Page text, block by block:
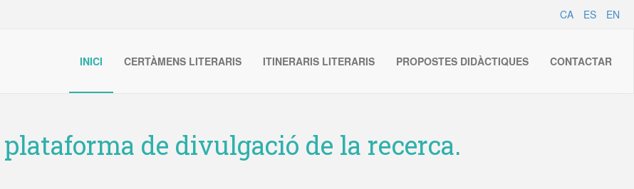
CA ES EN
INICI CERTÀMENS LITERARIS ITINERARIS LITERARIS PROPOSTES DIDÀCTIQUES CONTACTAR
de divulgació de la recerca.